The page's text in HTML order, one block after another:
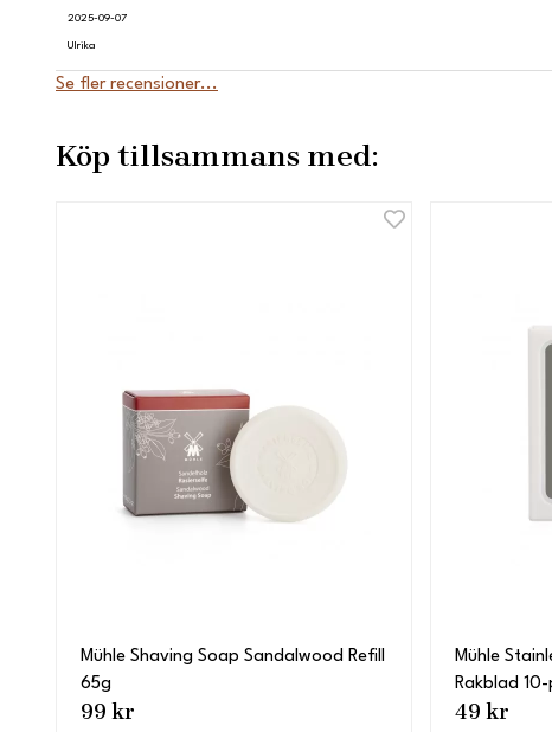
2025-09-07
Ulrika
Se fler recensioner...
Köp tillsammans med:
Mühle Shaving Soap Sandalwood Refill
65g
99 kr
Mühle
Rakblad
49 kr